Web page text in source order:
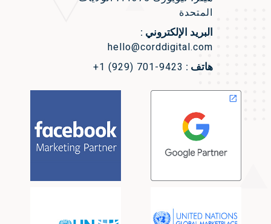
المتحدة
البريد الإلكتروني :
hello@corddigital.com
هاتف : +1 (929) 701-9423